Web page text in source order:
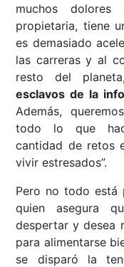
muchos
propietaria, tiene
es demasiado
las carreras y al
resto del
esclavos de la
Además,
todo lo que
cantidad de retos
vivir estresados”.
Pero no todo está
quien asegura
despertar y desea
para alimentarse
se disparó la